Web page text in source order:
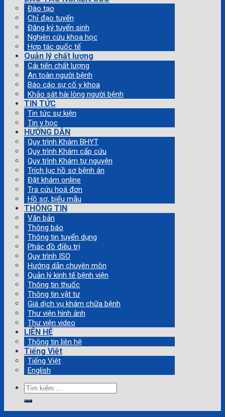
Đào tạo
Chỉ đạo tuyến
Đăng ký tuyển sinh
Nghiên cứu khoa học
Hợp tác quốc tế
Quản lý chất lượng
Cải tiến chất lượng
An toàn người bệnh
Báo cáo sự cố y khoa
Khảo sát hài lòng người bệnh
TIN TỨC
Tin tức sự kiện
Tin y học
HƯỚNG DẪN
Quy trình Khám BHYT
Quy trình Khám cấp cứu
Quy trình Khám tự nguyện
Trích lục hồ sơ bệnh án
Đặt khám online
Tra cứu hoá đơn
Hồ sơ, biểu mẫu
THÔNG TIN
Văn bản
Thông báo
Thông tin tuyển dụng
Phác đồ điều trị
Quy trình ISO
Hướng dẫn chuyên môn
Quản lý kinh tế bệnh viện
Thông tin thuốc
Thông tin vật tư
Giá dịch vụ khám chữa bệnh
Thư viện hình ảnh
Thư viện video
LIÊN HỆ
Thông tin liên hệ
Tiếng Việt
Tiếng Việt
English
Tìm
kiếm: